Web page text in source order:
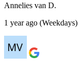
Annelies van D.
1 year ago (Weekdays)